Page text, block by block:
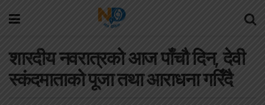
शारदीय नवरात्रको आज पाँचौ दिन, देवी
स्कंदमाताको पूजा तथा आराधना गरिँदै